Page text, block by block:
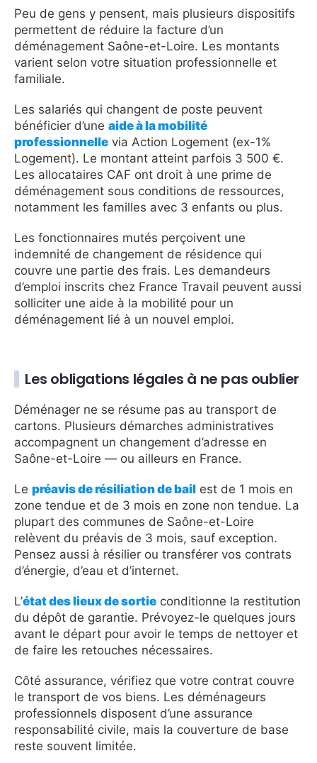
Peu de gens y pensent, mais plusieurs dispositifs
permettent de réduire la facture d’un
déménagement Saône-et-Loire. Les montants
varient selon votre situation professionnelle et
familiale.
Les salariés qui changent de poste peuvent
bénéficier d’une aide à la mobilité
professionnelle via Action Logement (ex-1%
Logement). Le montant atteint parfois 3 500 €.
Les allocataires CAF ont droit à une prime de
déménagement sous conditions de ressources,
notamment les familles avec 3 enfants ou plus.
Les fonctionnaires mutés perçoivent une
indemnité de changement de résidence qui
couvre une partie des frais. Les demandeurs
d’emploi inscrits chez France Travail peuvent aussi
solliciter une aide à la mobilité pour un
déménagement lié à un nouvel emploi.
Les obligations légales à ne pas oublier
Déménager ne se résume pas au transport de
cartons. Plusieurs démarches administratives
accompagnent un changement d’adresse en
Saône-et-Loire — ou ailleurs en France.
Le préavis de résiliation de bail est de 1 mois en
zone tendue et de 3 mois en zone non tendue. La
plupart des communes de Saône-et-Loire
relèvent du préavis de 3 mois, sauf exception.
Pensez aussi à résilier ou transférer vos contrats
d’énergie, d’eau et d’internet.
L’état des lieux de sortie conditionne la restitution
du dépôt de garantie. Prévoyez-le quelques jours
avant le départ pour avoir le temps de nettoyer et
de faire les retouches nécessaires.
Côté assurance, vérifiez que votre contrat couvre
le transport de vos biens. Les déménageurs
professionnels disposent d’une assurance
responsabilité civile, mais la couverture de base
reste souvent limitée.